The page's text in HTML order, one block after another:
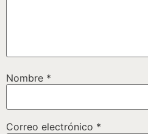
Nombre *
Correo electrónico *